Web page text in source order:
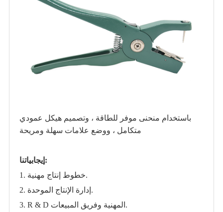
باستخدام منحنى موفر للطاقة ، وتصميم هيكل عمودي
متكامل ، ووضع علامات سهلة ومريحة
إيجابياتنا:
1. خطوط إنتاج مهنية.
2. إدارة الإنتاج الموحدة.
3. R ​​& D المهنية وفريق المبيعات.